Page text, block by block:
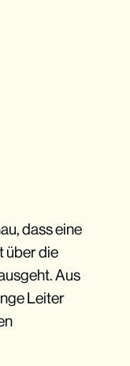
dass eine
über die
Aus
Leiter